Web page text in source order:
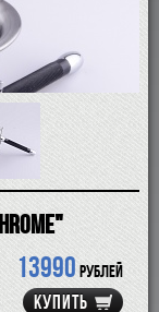
13990 рублей
КУПИТЬ